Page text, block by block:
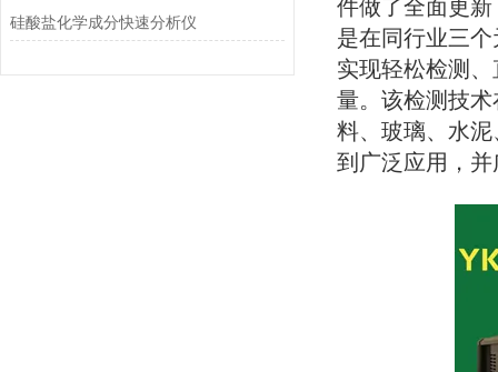
硅酸盐化学成分快速分析仪
件做了全面更
是在同行业三
实现轻松检测
量。该检测技
料、玻璃、水
到广泛应用，